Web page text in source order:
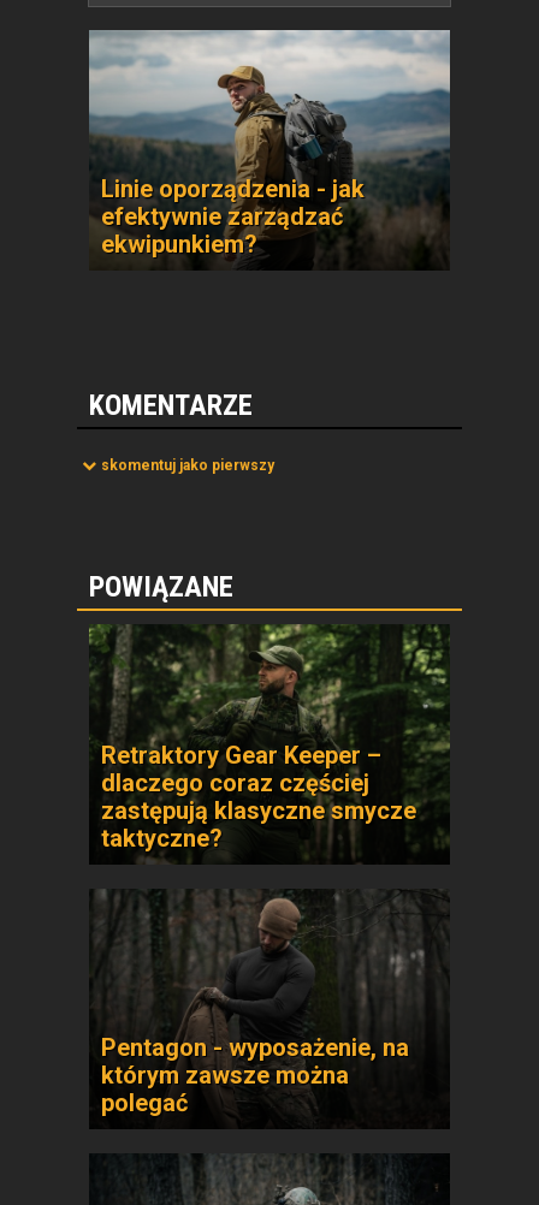
Linie oporządzenia - jak
efektywnie zarządzać
ekwipunkiem?
KOMENTARZE
skomentuj jako pierwszy
POWIĄZANE
Retraktory Gear Keeper –
dlaczego coraz częściej
zastępują klasyczne smycze
taktyczne?
Pentagon - wyposażenie, na
którym zawsze można
polegać